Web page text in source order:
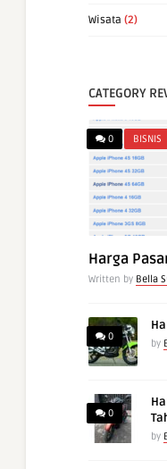
Wisata (2)
CATEGORY
0 BISNIS
Harga
Written by Bella
0
by
0
by